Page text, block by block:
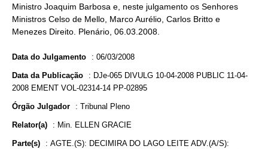
Ministro Joaquim Barbosa e, neste julgamento os Senhores
Ministros Celso de Mello, Marco Aurélio, Carlos Britto e
Menezes Direito. Plenário, 06.03.2008.
Data do Julgamento : 06/03/2008
Data da Publicação : DJe-065 DIVULG 10-04-2008 PUBLIC 11-04-
2008 EMENT VOL-02314-14 PP-02895
Órgão Julgador : Tribunal Pleno
Relator(a) : Min. ELLEN GRACIE
Parte(s) : AGTE.(S): DECIMIRA DO LAGO LEITE ADV.(A/S):